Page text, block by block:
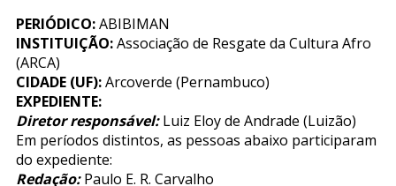
PERIÓDICO:ABIBIMAN
INSTITUIÇÃO:Associação de Resgate da Cultura Afro
(ARCA)
CIDADE (UF):Arcoverde (Pernambuco)
EXPEDIENTE:
Diretor responsável:Luiz Eloy de Andrade (Luizão)
Em períodos distintos, as pessoas abaixo participaram
do expediente:
Redação:Paulo E. R. Carvalho